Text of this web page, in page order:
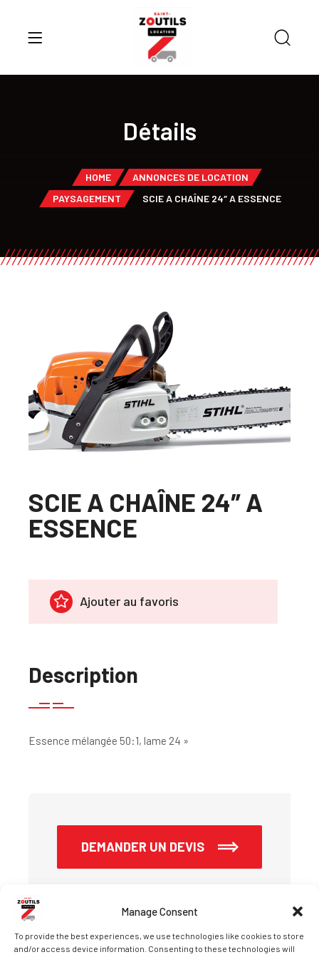
Manage Consent
To provide the best experiences, we use technologies like cookies to store
and/or access device information. Consenting to these technologies will
Détails
HOME
ANNONCES DE LOCATION
PAYSAGEMENT
SCIE A CHAÎNE 24″ A ESSENCE
SCIE A CHAÎNE 24″ A
ESSENCE
Ajouter au favoris
Description
Essence mélangée 50:1, lame 24 »
DEMANDER UN DEVIS